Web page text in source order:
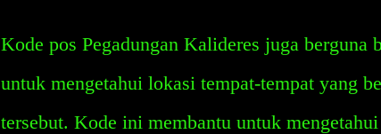
Kode pos Pegadungan Kalideres juga berguna
untuk mengetahui lokasi tempat-tempat yang
tersebut. Kode ini membantu untuk